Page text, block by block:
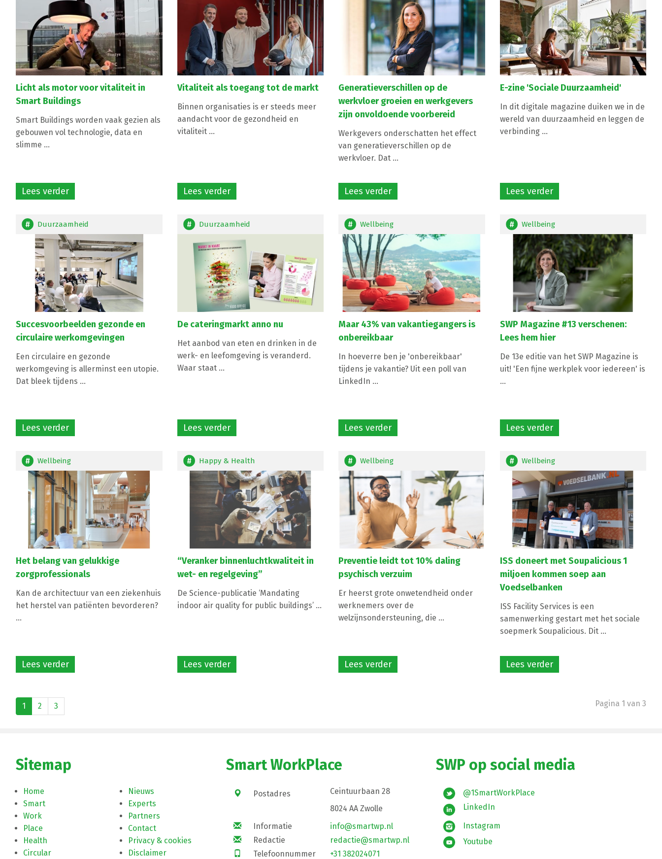
Licht als motor voor vitaliteit in
Smart Buildings
Smart Buildings worden vaak gezien als
gebouwen vol technologie, data en
slimme ...
Lees verder
Vitaliteit als toegang tot de markt
Binnen organisaties is er steeds meer
aandacht voor de gezondheid en
vitaliteit ...
Lees verder
Generatieverschillen op de
werkvloer groeien en werkgevers
zijn onvoldoende voorbereid
Werkgevers onderschatten het effect
van generatieverschillen op de
werkvloer. Dat ...
Lees verder
E-zine 'Sociale Duurzaamheid'
In dit digitale magazine duiken we in de
wereld van duurzaamheid en leggen de
verbinding ...
Lees verder
Duurzaamheid
Succesvoorbeelden gezonde en
circulaire werkomgevingen
Een circulaire en gezonde
werkomgeving is allerminst een utopie.
Dat bleek tijdens ...
Lees verder
Duurzaamheid
De cateringmarkt anno nu
Het aanbod van eten en drinken in de
werk- en leefomgeving is veranderd.
Waar staat ...
Lees verder
Wellbeing
Maar 43% van vakantiegangers is
onbereikbaar
In hoeverre ben je 'onbereikbaar'
tijdens je vakantie? Uit een poll van
LinkedIn ...
Lees verder
Wellbeing
SWP Magazine #13 verschenen:
Lees hem hier
De 13e editie van het SWP Magazine is
uit! 'Een fijne werkplek voor iedereen' is
...
Lees verder
Wellbeing
Het belang van gelukkige
zorgprofessionals
Kan de architectuur van een ziekenhuis
het herstel van patiënten bevorderen?
...
Lees verder
Happy & Health
“Veranker binnenluchtkwaliteit in
wet- en regelgeving”
De Science-publicatie ‘Mandating
indoor air quality for public buildings’ ...
Lees verder
Wellbeing
Preventie leidt tot 10% daling
psychisch verzuim
Er heerst grote onwetendheid onder
werknemers over de
welzijnsondersteuning, die ...
Lees verder
Wellbeing
ISS doneert met Soupalicious 1
miljoen kommen soep aan
Voedselbanken
ISS Facility Services is een
samenwerking gestart met het sociale
soepmerk Soupalicious. Dit ...
Lees verder
1 2 3 Pagina 1 van 3
Sitemap
Home
Smart
Work
Place
Health
Circular
Nieuws
Experts
Partners
Contact
Privacy & cookies
Disclaimer
Smart WorkPlace
Postadres
Ceintuurbaan 28
8024 AA Zwolle
Informatie
info@smartwp.nl
Redactie
redactie@smartwp.nl
Telefoonnummer
+31 382024071
SWP op social media
@1SmartWorkPlace
LinkedIn
Instagram
Youtube